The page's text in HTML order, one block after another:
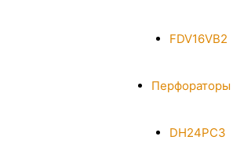
FDV16VB2
Перфораторы
DH24PC3